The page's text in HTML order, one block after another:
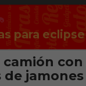
para
con